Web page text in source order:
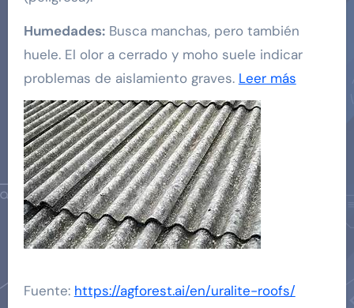
Humedades:Busca manchas, pero también
huele. El olor a cerrado y moho suele indicar
problemas de aislamiento graves. Leer más
Fuente: https://agforest.ai/en/uralite-roofs/